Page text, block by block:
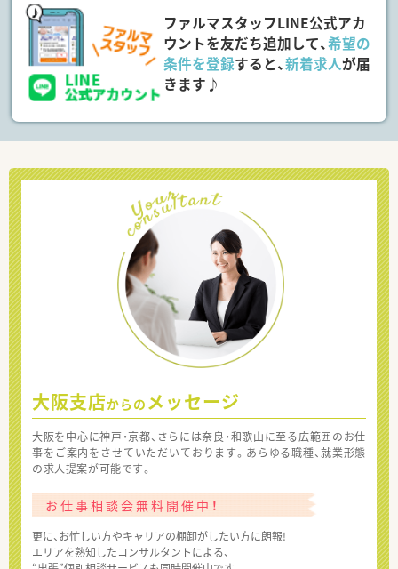
ファルマスタッフLINE公式アカ
ウントを友だち追加して、希望の
条件を登録すると、新着求人が届
きます♪
大阪支店からの メッセージ
大阪を中心に神戸・京都、さらには奈良・和歌山に至る広範囲のお仕
事をご案内をさせていただいております。あらゆる職種、就業形態
の求人提案が可能です。
お仕事相談会無料開催中！
更に、お忙しい方やキャリアの棚卸がしたい方に朗報!
エリアを熟知したコンサルタントによる、